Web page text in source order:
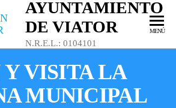
AYUNTAMIENTO
DE VIATOR
N.R.E.L.: 0104101
MENÚ
Y VISITA LA
MUNICIPAL